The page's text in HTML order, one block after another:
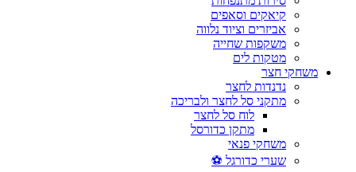
קיאקים וסאפים
אביזרים וציוד נלווה
משקפות שחייה
מטקות לים
משחקי חצר
נדנדות לחצר
מתקני סל לחצר ולבריכה
לוח סל לחצר
מתקן כדורסל
משחקי פנאי
שערי כדורגל ⚽